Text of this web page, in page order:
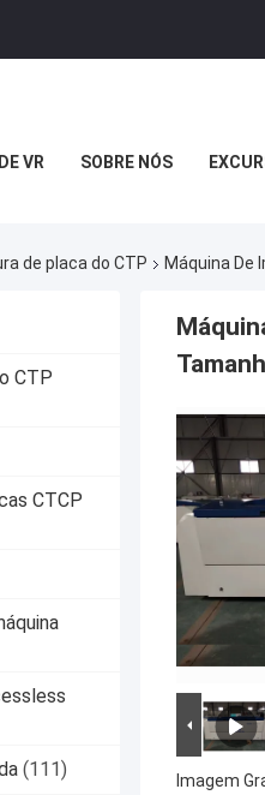
VR SOBRE NÓS
de placa do CTP Máquina De
CTP
CTCP
(111) Imagem